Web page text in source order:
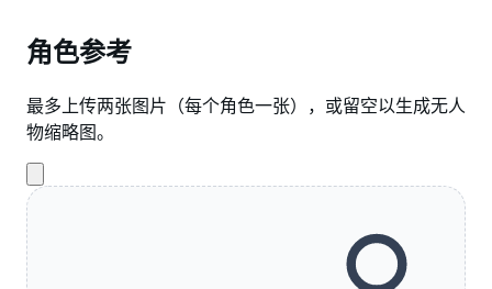
角色参考
最多上传两张图片（每个角色一张），或留空以生成无人
物缩略图。